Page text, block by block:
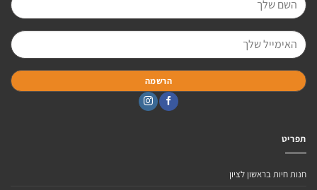
תפריט
חנות חיות בראשון לציון